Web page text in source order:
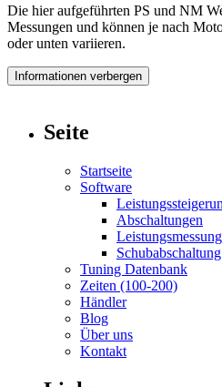
Die hier aufgeführten PS und NM
Messungen und können je nach
oder unten variieren.
Informationen verbergen
Seite
Startseite
Software
Abschaltungen
Leistungsmessung
Schubabschaltung
Tuning Datenbank
Zeiten (100-200)
Händler
Blog
Über uns
Kontakt